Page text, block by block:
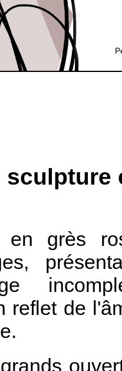
en grès
reflet de